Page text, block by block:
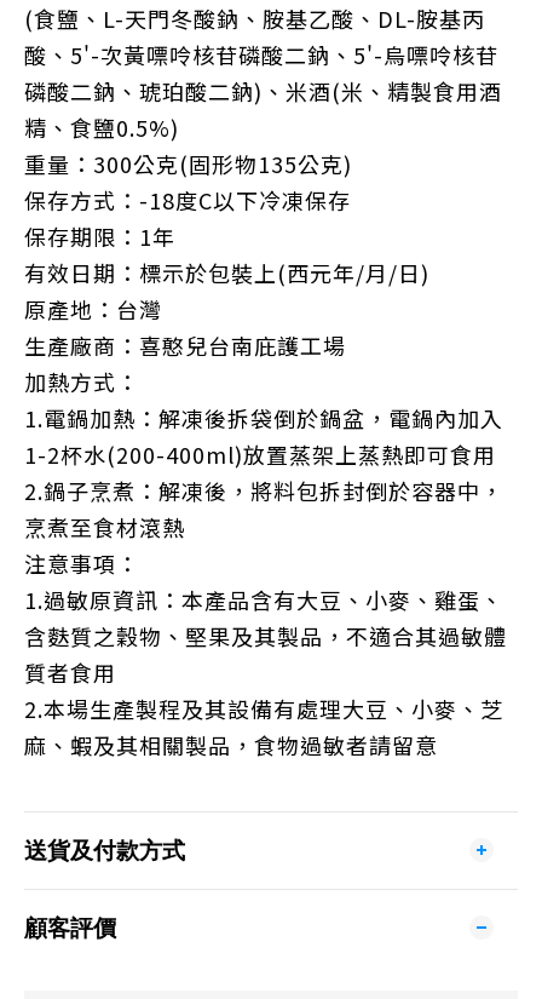
(食鹽、L-天門冬酸鈉、胺基乙酸、DL-胺基丙
酸、5'-次黃嘌呤核苷磷酸二鈉、5'-烏嘌呤核苷
磷酸二鈉、琥珀酸二鈉)、米酒(米、精製食用酒
精、食鹽0.5%)
重量：300公克(固形物135公克)
保存方式：-18度C以下冷凍保存
保存期限：1年
有效日期：標示於包裝上(西元年/月/日)
原產地：台灣
生產廠商： 喜憨兒台南庇護工場
加熱方式：
1.電鍋加熱：解凍後拆袋倒於鍋盆，電鍋內加入
1-2杯水(200-400ml)放置蒸架上蒸熱即可食用
2.鍋子烹煮：解凍後，將料包拆封倒於容器中，
烹煮至食材滾熱
注意事項：
1.過敏原資訊：本產品含有大豆、小麥、雞蛋、
含麩質之穀物、堅果及其製品，不適合其過敏體
質者食用
2.本場生產製程及其設備有處理大豆、小麥、芝
麻、蝦及其相關製品，食物過敏者請留意
送貨及付款方式
顧客評價